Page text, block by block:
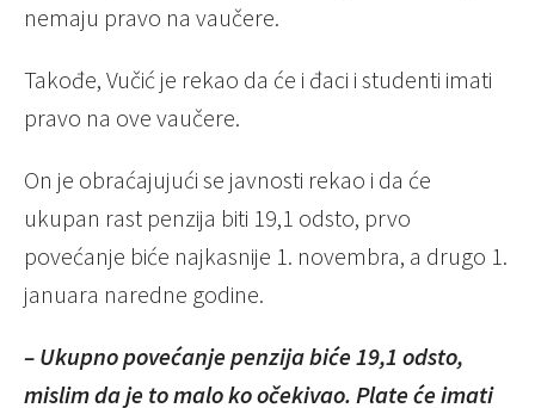
nemaju pravo na vaučere.
Takođe, Vučić je rekao da će i đaci i studenti imati
pravo na ove vaučere.
On je obraćajujući se javnosti rekao i da će
ukupan rast penzija biti 19,1 odsto, prvo
povećanje biće najkasnije 1. novembra, a drugo 1.
januara naredne godine.
– Ukupno povećanje penzija biće 19,1 odsto,
mislim da je to malo ko očekivao. Plate će imati